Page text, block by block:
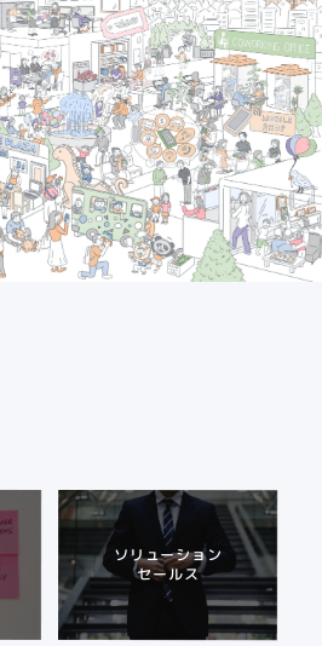
ソリューション
セールス